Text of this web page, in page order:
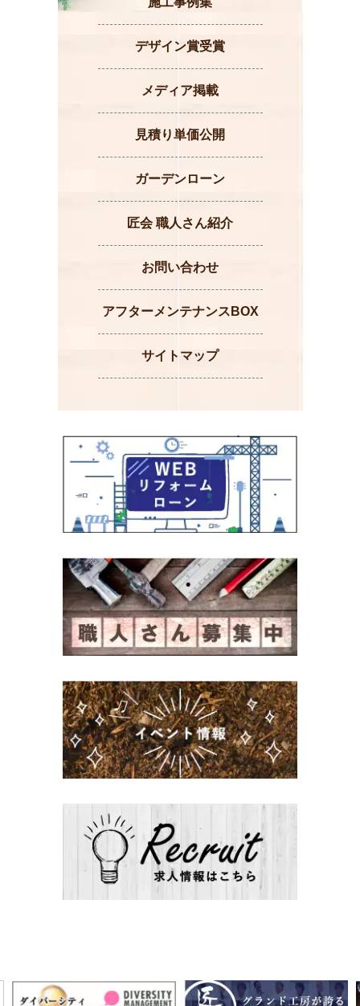
デザイン賞受賞
メディア掲載
見積り単価公開
ガーデンローン
匠会 職人さん紹介
お問い合わせ
アフターメンテナンスBOX
サイトマップ